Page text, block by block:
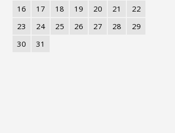
16
17 18 19 20 21
22
23
24 25 26 27 28
29
30
31